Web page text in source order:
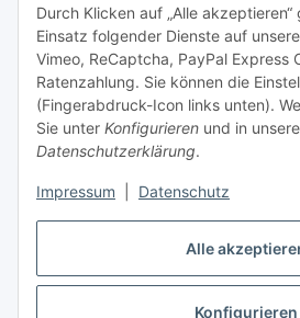
Alle
Konfigurieren
Durch Klicken auf „Alle
Einsatz folgender Dienste auf
Vimeo, ReCaptcha, PayPal Express
Ratenzahlung. Sie können die
(Fingerabdruck-Icon links unten).
Sie unter Konfigurieren und in
Datenschutzerklärung.
Impressum Datenschutz
Unsere Seiten
Social Media
Vertrag
* Alle Preise inkl. gesetzlicher USt., ** siehe